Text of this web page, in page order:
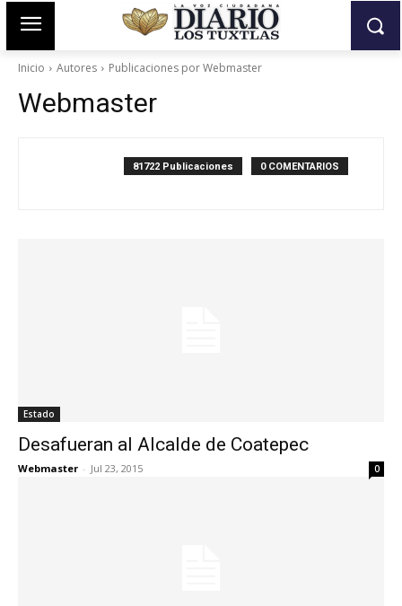
Inicio Autores Publicaciones por Webmaster
Webmaster
81722 Publicaciones 0 COMENTARIOS
Estado
Desafueran al Alcalde de Coatepec
Webmaster - Jul 23, 2015 0